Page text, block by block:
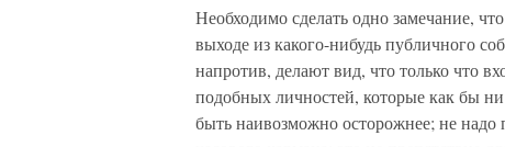
Необходимо сделать одно замечание,
выходе из какого-нибудь публичного
напротив, делают вид, что только что
подобных личностей, которые как бы
быть наивозможно осторожнее; не